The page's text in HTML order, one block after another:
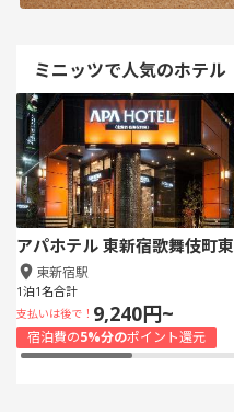
ミニッツで人気のホテル
アパホテル 東新宿歌舞伎町東
東新宿駅
1泊1名合計
支払いは後で！ 9,240円~
宿泊費の5%分のポイント還元